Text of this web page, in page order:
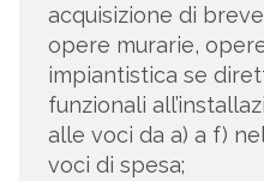
acquisizione di
opere murarie,
impiantistica se
funzionali
alle voci da a) a f)
voci di spesa;